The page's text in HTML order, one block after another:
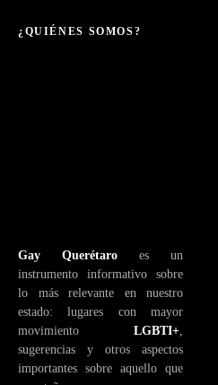
¿QUIÉNES SOMOS?
Gay Querétaro es un
instrumento informativo sobre
lo más relevante en nuestro
estado: lugares con mayor
movimiento LGBTI+
sugerencias y otros aspectos
importantes sobre aquello que